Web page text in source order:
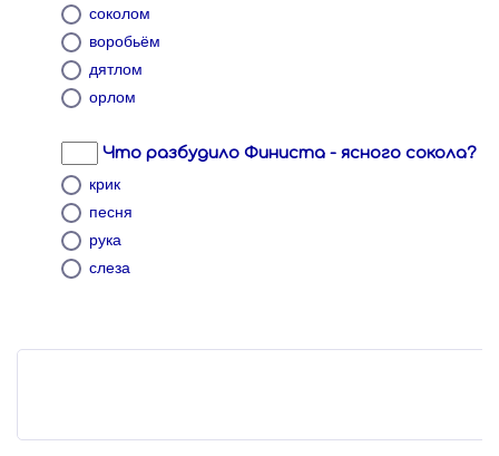
соколом
воробьём
дятлом
орлом
Что разбудило Финиста - ясного сокола?
крик
песня
рука
слеза